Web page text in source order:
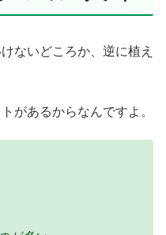
ないどころか、逆に植え
があるからなんですよ。